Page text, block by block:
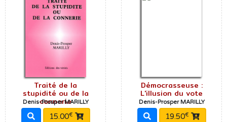
Traité de la
stupidité ou de la
connerie
Denis-Prosper MARILLY
15.00€
Démocrasseuse :
L'illusion du vote
Denis-Prosper MARILLY
19.50€